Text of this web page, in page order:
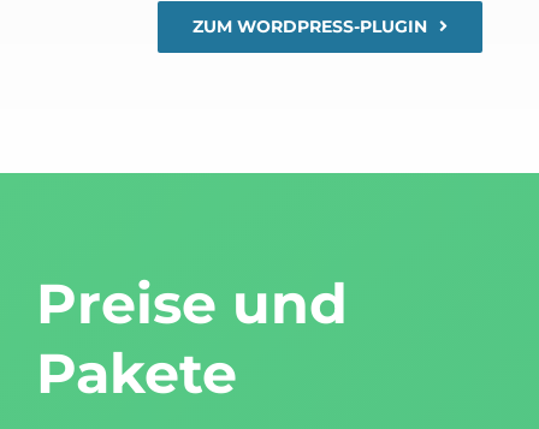
ZUM WORDPRESS-PLUGIN
Preise und
Pakete